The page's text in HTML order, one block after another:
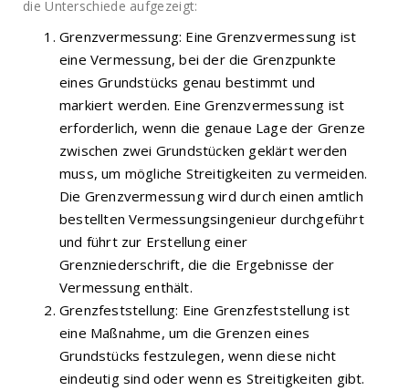
die Unterschiede aufgezeigt:
Grenzvermessung: Eine Grenzvermessung ist
eine Vermessung, bei der die Grenzpunkte
eines Grundstücks genau bestimmt und
markiert werden. Eine Grenzvermessung ist
erforderlich, wenn die genaue Lage der Grenze
zwischen zwei Grundstücken geklärt werden
muss, um mögliche Streitigkeiten zu vermeiden.
Die Grenzvermessung wird durch einen amtlich
bestellten Vermessungsingenieur durchgeführt
und führt zur Erstellung einer
Grenzniederschrift, die die Ergebnisse der
Vermessung enthält.
Grenzfeststellung: Eine Grenzfeststellung ist
eine Maßnahme, um die Grenzen eines
Grundstücks festzulegen, wenn diese nicht
eindeutig sind oder wenn es Streitigkeiten gibt.